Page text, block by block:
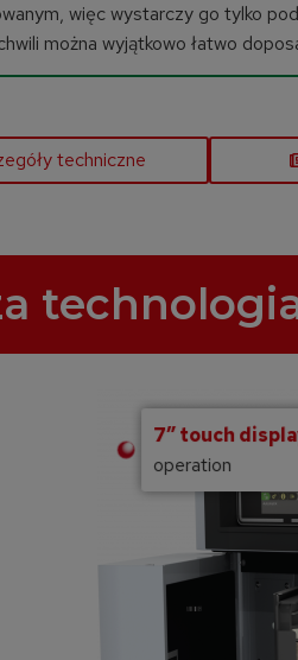
więc wystarczy go tylko
można wyjątkowo łatwo
techniczne
7” touch
operation